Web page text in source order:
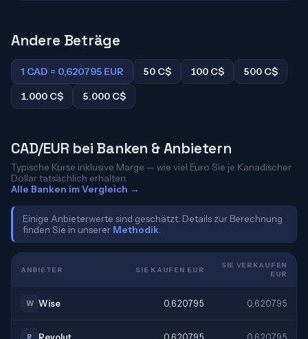
Andere Beträge
1 CAD = 0,620795 EUR 50 C$ 100 C$
500 C$
1.000 C$
5.000 C$
CAD/EUR bei Banken & Anbietern
Typische Kurse inklusive Marge — wie viel Euro Sie je Kanadischer
Dollar tatsächlich erhalten.
Alle Banken im Vergleich →
Einige Anbieterwerte sind geschätzt. Details zur Berechnung
finden Sie in unserer Methodik
ANBIETER SIE KAUFEN EUR
SIE VERKAUFEN
EUR
W Wise 0,620795 0,620795
R Revolut 0,620795 0,620795